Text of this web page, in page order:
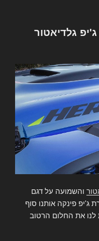
גלדיאטור
והשמועה על דגם
פינקה אותנו סוף
לנו את החלום הרטוב